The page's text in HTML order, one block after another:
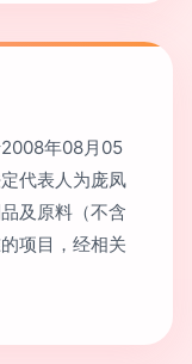
年08月05
代表人为庞凤
及原料（不含
项目，经相关